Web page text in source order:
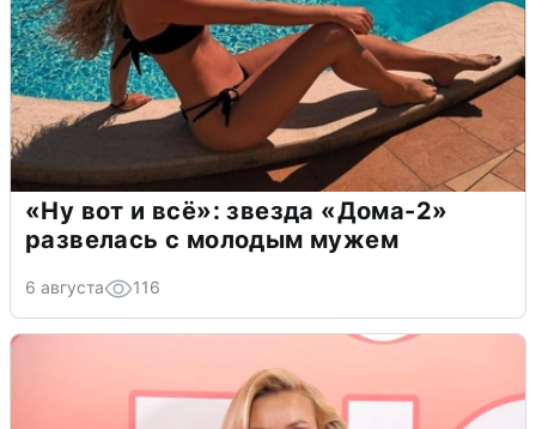
«Ну вот и всё»: звезда «Дома-2»
развелась с молодым мужем
6 августа 116